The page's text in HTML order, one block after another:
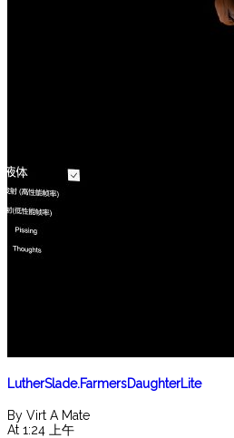
LutherSlade.FarmersDaughterLite
By Virt A Mate
At 1:24 上午